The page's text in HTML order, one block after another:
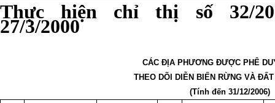
Thực hiện chỉ thị số 32/
27/3/2000
CÁC ĐỊA PHƯƠNG ĐƯỢC PHÊ
THEO DÕI DIỄN BIẾN RỪNG VÀ
(Tính đến 31/12/2006)